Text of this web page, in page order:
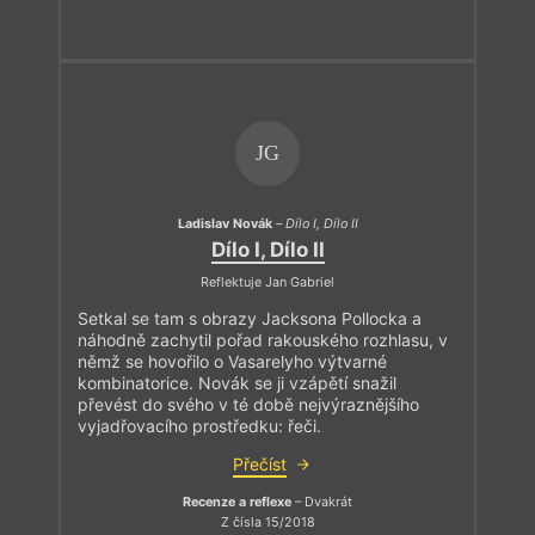
JG
Ladislav Novák–Dílo I, Dílo II
Dílo I, Dílo II
Reflektuje Jan Gabriel
Setkal se tam s obrazy Jacksona Pollocka a
náhodně zachytil pořad rakouského rozhlasu, v
němž se hovořilo o Vasarelyho výtvarné
kombinatorice. Novák se ji vzápětí snažil
převést do svého v té době nejvýraznějšího
vyjadřovacího prostředku: řeči.
Přečíst
Recenze a reflexe – Dvakrát
Z čísla 15/2018